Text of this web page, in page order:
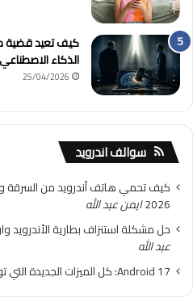
كيف تعيد قضية
الذكاء الاصطناعي
25/04/2026
سوالف اندرويد
كيف تحمي هاتف أندرويد من السرقة
2026ايمن عبد الله
حل مشكلة استنزاف بطارية الأندرويد
عبد الله
Android 17: كل الميزات الجديدة التي تود معرفتها